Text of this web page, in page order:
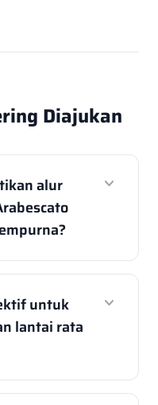
Diajukan
alur
expand_more
untuk
lantai rata
expand_more